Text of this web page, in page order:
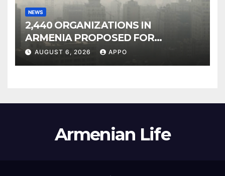
NEWS
2,440 ORGANIZATIONS IN
ARMENIA PROPOSED FOR
INCLUSION IN LIST OF AIR
AUGUST 6, 2026 APPO
Armenian Life